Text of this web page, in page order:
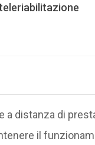
a distanza di
il